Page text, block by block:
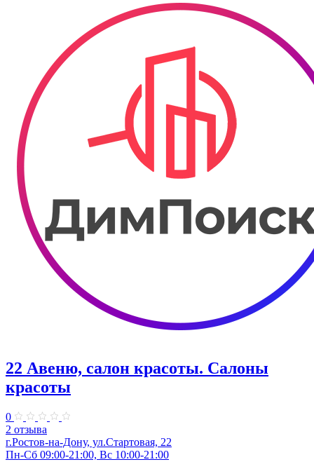
22 Авеню, салон красоты. Салоны
красоты
0
2 отзыва
г.Ростов-на-Дону, ул.Стартовая, 22
Пн-Сб 09:00-21:00, Вс 10:00-21:00